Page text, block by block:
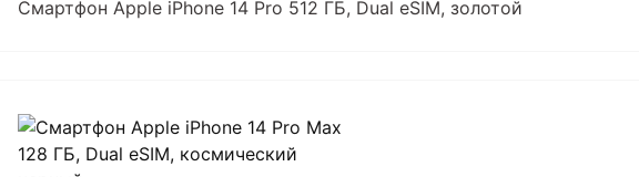
Смартфон Apple iPhone 14 Pro 512 ГБ, Dual еSIM, золотой